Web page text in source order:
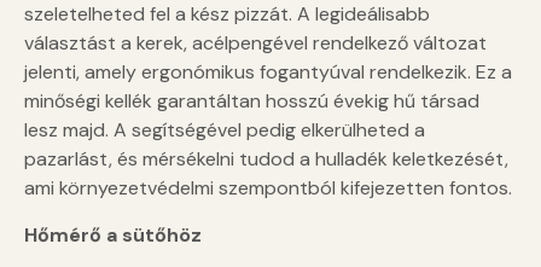
szeletelheted fel a kész pizzát. A legideálisabb
választást a kerek, acélpengével rendelkező változat
jelenti, amely ergonómikus fogantyúval rendelkezik. Ez a
minőségi kellék garantáltan hosszú évekig hű társad
lesz majd. A segítségével pedig elkerülheted a
pazarlást, és mérsékelni tudod a hulladék keletkezését,
ami környezetvédelmi szempontból kifejezetten fontos.
Hőmérő a sütőhöz